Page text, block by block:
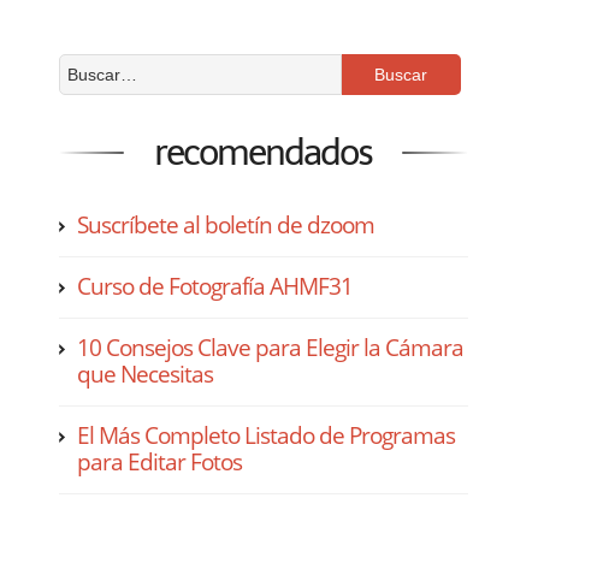
recomendados
Suscríbete al boletín de dzoom
Curso de Fotografía AHMF31
10 Consejos Clave para Elegir la Cámara
que Necesitas
El Más Completo Listado de Programas
para Editar Fotos